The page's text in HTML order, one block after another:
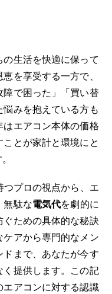
生活を快適に保って
を享受する一方で、
障で困った」「買い替
みを抱えている方も
エアコン本体の価格
とが家計と環境にと
プロの視点から、エ
無駄な電気代を劇的に
ぐための具体的な秘訣
アから専門的なメン
まで、あなたが今す
く提供します。この記
アコンに対する認識